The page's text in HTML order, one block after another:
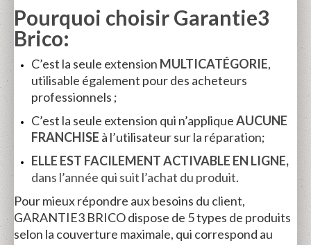
Pourquoi choisir Garantie3
Brico:
C’est la seule extension MULTICATÉGORIE,
utilisable également pour des acheteurs
professionnels ;
C’est la seule extension qui n’appliqueAUCUNE
FRANCHISE à l’utilisateur sur la réparation;
ELLE EST FACILEMENT ACTIVABLE EN LIGNE,
dans l’année qui suit l’achat du produit.
Pour mieux répondre aux besoins du client,
GARANTIE3 BRICO dispose de 5 types de produits
selon la couverture maximale, qui correspond au